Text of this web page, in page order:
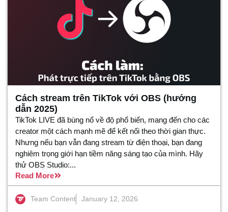
Cách stream trên TikTok với OBS (hướng
dẫn 2025)
TikTok LIVE đã bùng nổ về độ phổ biến, mang đến cho các
creator một cách mạnh mẽ để kết nối theo thời gian thực.
Nhưng nếu bạn vẫn đang stream từ điện thoại, bạn đang
nghiêm trọng giới hạn tiềm năng sáng tạo của mình. Hãy
thử OBS Studio:...
Read More
Team Content January 12, 2026